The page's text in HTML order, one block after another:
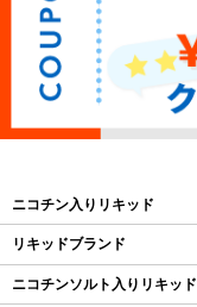
ニコチン入りリキッド
リキッドブランド
ニコチンソルト入りリキッド